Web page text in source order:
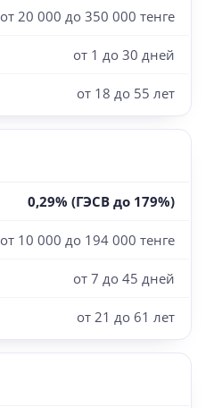
от 20 000 до 350 000 тенге
от 1 до 30 дней
от 18 до 55 лет
0,29% (ГЭСВ до 179%)
от 10 000 до 194 000 тенге
от 7 до 45 дней
от 21 до 61 лет